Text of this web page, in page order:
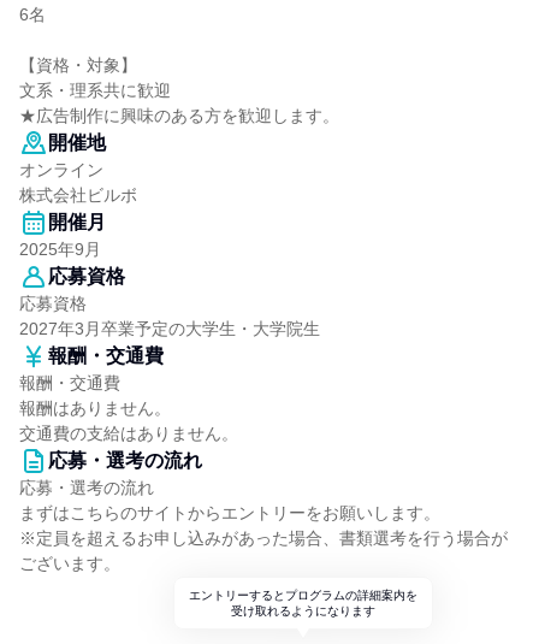
6名
【資格・対象】
文系・理系共に歓迎
★広告制作に興味のある方を歓迎します。
開催地
オンライン
株式会社ビルボ
開催月
2025年9月
応募資格
応募資格
2027年3月卒業予定の大学生・大学院生
報酬・交通費
報酬・交通費
報酬はありません。
交通費の支給はありません。
応募・選考の流れ
応募・選考の流れ
まずはこちらのサイトからエントリーをお願いします。
※定員を超えるお申し込みがあった場合、書類選考を行う場合が
ございます。
エントリーするとプログラムの詳細案内を
受け取れるようになります